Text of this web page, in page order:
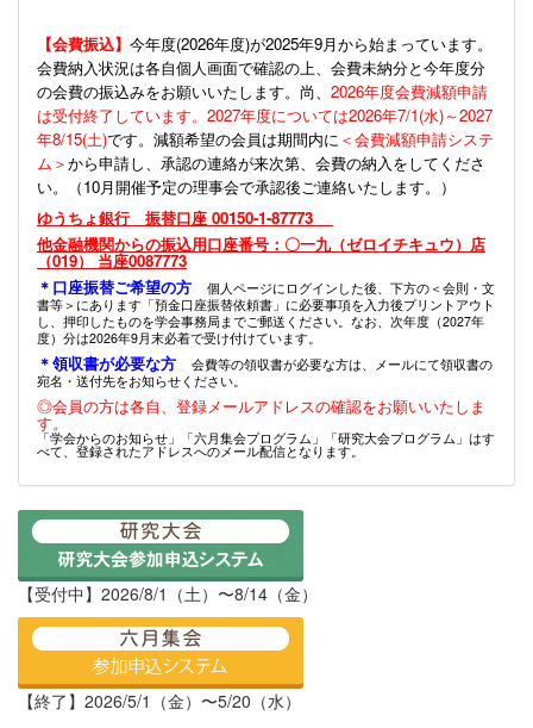
【会費振込】 今年度(2026年度)が2025年9月から始まっています。
会費納入状況は各自個人画面で確認の上、会費未納分と今年度分
の会費の振込みをお願いいたします。尚、 2026年度会費減額申請
は受付終了しています。2027年度については2026年7/1(水)～2027
年8/15(土)です。減額希望の会員は期間内に ＜会費減額申請システ
ム＞から申請し、承認の連絡が来次第、会費の納入をしてくださ
い。（10月開催予定の理事会で承認後ご連絡いたします。）
ゆうちょ銀行 振替口座 00150-1-87773
他金融機関からの振込用口座番号：〇一九（ゼロイチキュウ）店
（019） 当座0087773
＊口座振替ご希望の方
個人ページにログインした後、下方の＜会則・文
書等＞にあります「預金口座振替依頼書」に必要事項を入力後プリントアウト
し、押印したものを学会事務局までご郵送ください。なお、次年度（2027年
度）分は2026年9月末必着で受け付けています。
＊領収書が必要な方
会費等の領収書が必要な方は、メールにて領収書の
宛名・送付先をお知らせください。
◎会員の方は各自、登録メールアドレスの確認をお願いいたしま
す。
「学会からのお知らせ」「六月集会プログラム」「研究大会プログラム」はす
べて、登録されたアドレスへのメール配信となります。
【受付中】2026/8/1（土）〜8/14（金）
【終了】2026/5/1（金）〜5/20（水）